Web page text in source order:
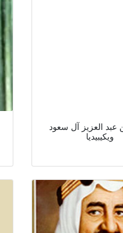
العزيز آل سعود
ويكيبيديا